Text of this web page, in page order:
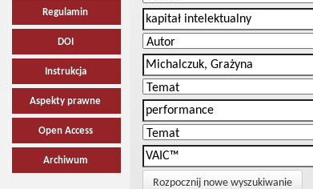
Regulamin
DOI
Instrukcja
Aspekty prawne
Open Access
Archiwum
Rozpocznij nowe wyszukiwanie